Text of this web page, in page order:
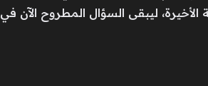
ليبقى السؤال المطروح الآن في